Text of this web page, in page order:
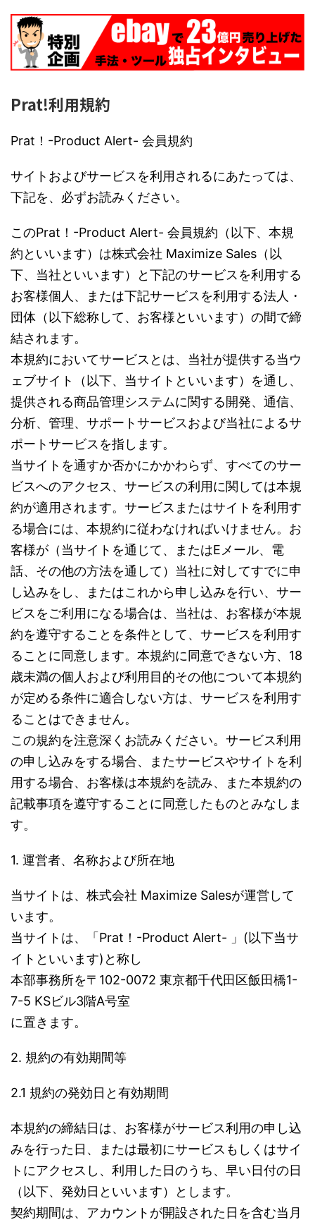
Prat!利用規約
Prat！-Product Alert- 会員規約
サイトおよびサービスを利用されるにあたっては、
下記を、必ずお読みください。
このPrat！-Product Alert- 会員規約（以下、本規
約といいます）は株式会社 Maximize Sales（以
下、当社といいます）と下記のサービスを利用する
お客様個人、または下記サービスを利用する法人・
団体（以下総称して、お客様といいます）の間で締
結されます。
本規約においてサービスとは、当社が提供する当ウ
ェブサイト（以下、当サイトといいます）を通し、
提供される商品管理システムに関する開発、通信、
分析、管理、サポートサービスおよび当社によるサ
ポートサービスを指します。
当サイトを通すか否かにかかわらず、すべてのサー
ビスへのアクセス、サービスの利用に関しては本規
約が適用されます。サービスまたはサイトを利用す
る場合には、本規約に従わなければいけません。お
客様が（当サイトを通じて、またはEメール、電
話、その他の方法を通して）当社に対してすでに申
し込みをし、またはこれから申し込みを行い、サー
ビスをご利用になる場合は、当社は、お客様が本規
約を遵守することを条件として、サービスを利用す
ることに同意します。本規約に同意できない方、18
歳未満の個人および利用目的その他について本規約
が定める条件に適合しない方は、サービスを利用す
ることはできません。
この規約を注意深くお読みください。サービス利用
の申し込みをする場合、またサービスやサイトを利
用する場合、お客様は本規約を読み、また本規約の
記載事項を遵守することに同意したものとみなしま
す。
1. 運営者、名称および所在地
当サイトは、株式会社 Maximize Salesが運営して
います。
当サイトは、「Prat！-Product Alert- 」(以下当サ
イトといいます)と称し
本部事務所を〒102-0072 東京都千代田区飯田橋1-
7-5 KSビル3階A号室
に置きます。
2. 規約の有効期間等
2.1 規約の発効日と有効期間
本規約の締結日は、お客様がサービス利用の申し込
みを行った日、または最初にサービスもしくはサイ
トにアクセスし、利用した日のうち、早い日付の日
（以下、発効日といいます）とします。
契約期間は、アカウントが開設された日を含む当月